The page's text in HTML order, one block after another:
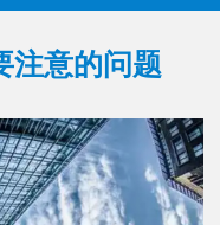
注意的问题